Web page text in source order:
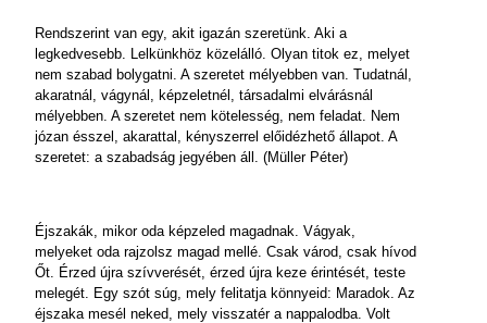
Rendszerint van egy, akit igazán szeretünk. Aki a
legkedvesebb. Lelkünkhöz közelálló. Olyan titok ez, melyet
nem szabad bolygatni. A szeretet mélyebben van. Tudatnál,
akaratnál, vágynál, képzeletnél, társadalmi elvárásnál
mélyebben. A szeretet nem kötelesség, nem feladat. Nem
józan ésszel, akarattal, kényszerrel előidézhető állapot. A
szeretet: a szabadság jegyében áll. (Müller Péter)
Éjszakák, mikor oda képzeled magadnak. Vágyak,
melyeket oda rajzolsz magad mellé. Csak várod, csak hívod
Őt. Érzed újra szívverését, érzed újra keze érintését, teste
melegét. Egy szót súg, mely felitatja könnyeid: Maradok. Az
éjszaka mesél neked, mely visszatér a nappalodba. Volt